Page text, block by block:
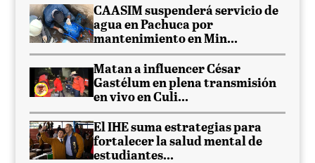
CAASIM suspenderá servicio de
agua en Pachuca por
mantenimiento en Min...
Matan a influencer César
Gastélum en plena transmisión
en vivo en Culi...
El IHE suma estrategias para
fortalecer la salud mental de
estudiantes...